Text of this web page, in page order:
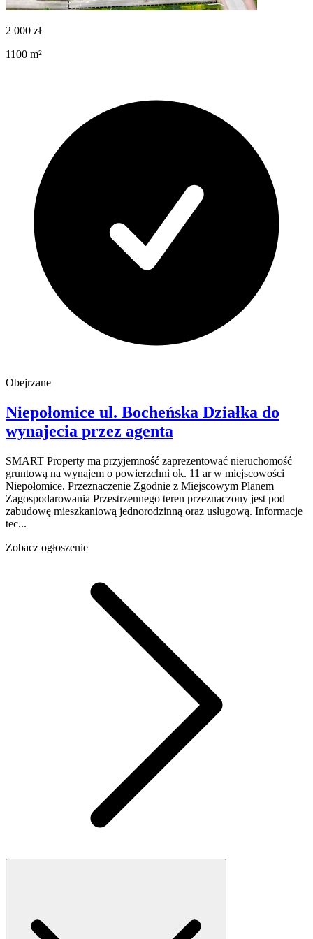
2 000 zł
1100 m²
Obejrzane
Niepołomice ul. Bocheńska Działka do
wynajecia przez agenta
SMART Property ma przyjemność zaprezentować nieruchomość
gruntową na wynajem o powierzchni ok. 11 ar w miejscowości
Niepołomice. Przeznaczenie Zgodnie z Miejscowym Planem
Zagospodarowania Przestrzennego teren przeznaczony jest pod
zabudowę mieszkaniową jednorodzinną oraz usługową. Informacje
tec...
Zobacz ogłoszenie